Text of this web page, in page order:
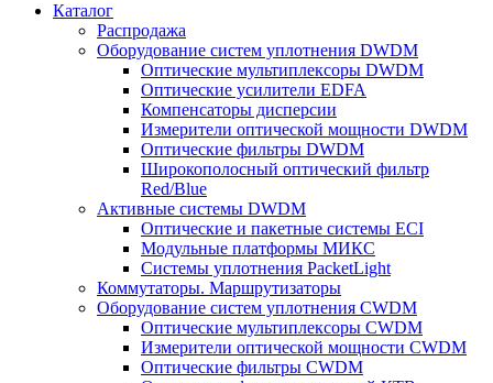
Каталог
Распродажа
Оборудование систем уплотнения DWDM
Оптические мультиплексоры DWDM
Оптические усилители EDFA
Компенсаторы дисперсии
Измерители оптической мощности DWDM
Оптические фильтры DWDM
Широкополосный оптический фильтр
Red/Blue
Активные системы DWDM
Оптические и пакетные системы ECI
Модульные платформы МИКС
Системы уплотнения PacketLight
Коммутаторы. Маршрутизаторы
Оборудование систем уплотнения CWDM
Оптические мультиплексоры CWDM
Измерители оптической мощности CWDM
Оптические фильтры CWDM